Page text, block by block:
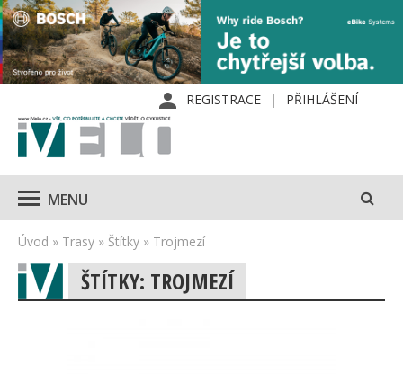
REGISTRACE PŘIHLÁŠENÍ
MENU
Úvod » Trasy » Štítky » Trojmezí
ŠTÍTKY: TROJMEZÍ